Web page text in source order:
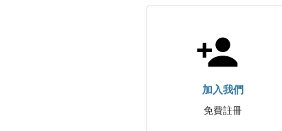
加入我們
免費註冊